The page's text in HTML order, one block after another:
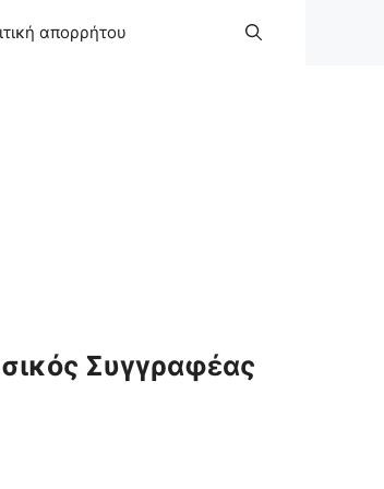
απορρήτου
Συγγραφέας